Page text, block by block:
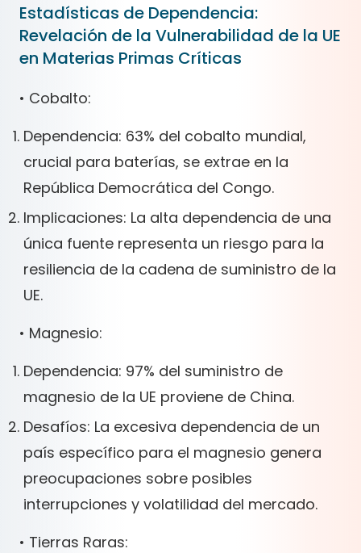
Estadísticas de Dependencia:
Revelación de la Vulnerabilidad de la UE
en Materias Primas Críticas
• Cobalto:
Dependencia: 63% del cobalto mundial,
crucial para baterías, se extrae en la
República Democrática del Congo.
Implicaciones: La alta dependencia de una
única fuente representa un riesgo para la
resiliencia de la cadena de suministro de la
UE.
• Magnesio:
Dependencia: 97% del suministro de
magnesio de la UE proviene de China.
Desafíos: La excesiva dependencia de un
país específico para el magnesio genera
preocupaciones sobre posibles
interrupciones y volatilidad del mercado.
• Tierras Raras: